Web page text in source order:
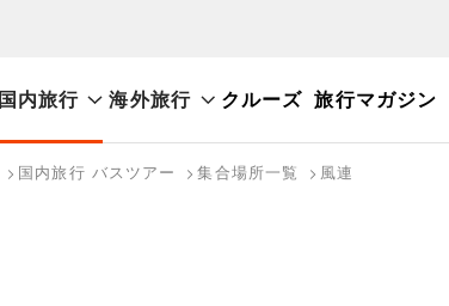
国内旅行 海外旅行 クルーズ 旅行マガジン
国内旅行トップ
海外旅行トップ
国内旅行 バスツアー 集合場所一覧 風連